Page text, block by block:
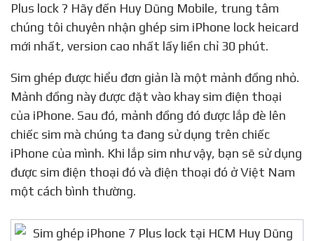
Plus lock ? Hãy đến Huy Dũng Mobile, trung tâm
chúng tôi chuyên nhận ghép sim iPhone lock heicard
mới nhất, version cao nhất lấy liền chỉ 30 phút.
Sim ghép được hiểu đơn giản là một mảnh đồng nhỏ.
Mảnh đồng này được đặt vào khay sim điện thoại
của iPhone. Sau đó, mảnh đồng đó được lắp đè lên
chiếc sim mà chúng ta đang sử dụng trên chiếc
iPhone của mình. Khi lắp sim như vậy, bạn sẽ sử dụng
được sim điện thoại đó và điện thoại đó ở Việt Nam
một cách bình thường.